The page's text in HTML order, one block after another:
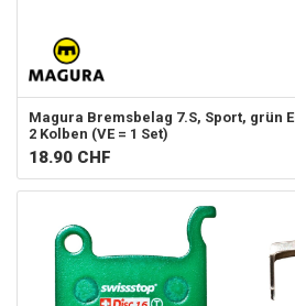
Magura Bremsbelag 7.S, Sport, grün
2 Kolben (VE = 1 Set)
18.90 CHF